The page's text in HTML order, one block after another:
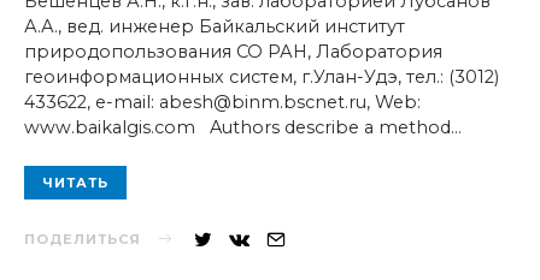
А.А., вед. инженер Байкальский институт
природопользования СО РАН, Лаборатория
геоинформационных систем, г.Улан-Удэ, тел.: (3012)
433622, e-mail: abesh@binm.bscnet.ru, Web:
www.baikalgis.com Authors describe a method…
ЧИТАТЬ
ПОДЕЛИТЬСЯ